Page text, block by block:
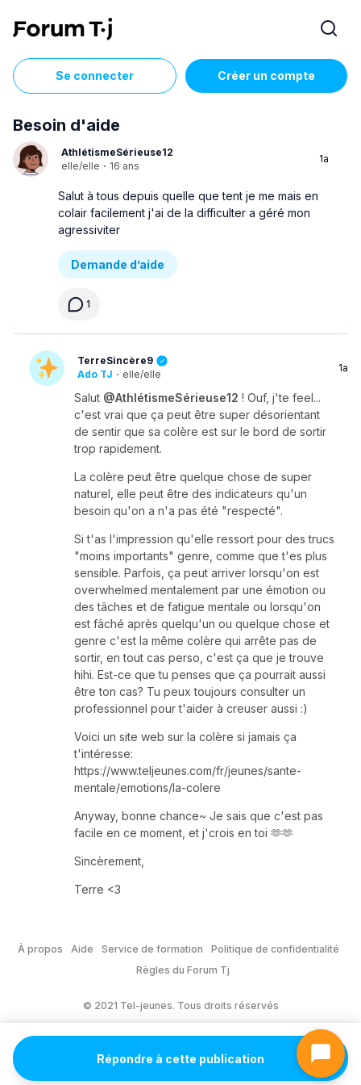
Se connecter Créer un compte
Besoin d'aide
AthlétismeSérieuse12
elle/elle · 16 ans
1a
Salut à tous depuis quelle que tent je me mais en
colair facilement j'ai de la difficulter a géré mon
agressiviter
Demande d’aide
1
TerreSincère9
Ado TJ · elle/elle
1a
Salut @AthlétismeSérieuse12 ! Ouf, j'te feel...
c'est vrai que ça peut être super désorientant
de sentir que sa colère est sur le bord de sortir
trop rapidement.
La colère peut être quelque chose de super
naturel, elle peut être des indicateurs qu'un
besoin qu'on a n'a pas été "respecté".
Si t'as l'impression qu'elle ressort pour des trucs
"moins importants" genre, comme que t'es plus
sensible. Parfois, ça peut arriver lorsqu'on est
overwhelmed mentalement par une émotion ou
des tâches et de fatigue mentale ou lorsqu'on
est fâché après quelqu'un ou quelque chose et
genre c'est la même colère qui arrête pas de
sortir, en tout cas perso, c'est ça que je trouve
hihi. Est-ce que tu penses que ça pourrait aussi
être ton cas? Tu peux toujours consulter un
professionnel pour t'aider à creuser aussi :)
Voici un site web sur la colère si jamais ça
t'intéresse:
https://www.teljeunes.com/fr/jeunes/sante-
mentale/emotions/la-colere
Anyway, bonne chance~ Je sais que c'est pas
facile en ce moment, et j'crois en toi 🫶🫶
Sincèrement,
Terre <3
Répondre à cette publication
À propos Aide Service de formation
Politique de confidentialité
Règles du Forum Tj
© 2021 Tel-jeunes. Tous droits réservés